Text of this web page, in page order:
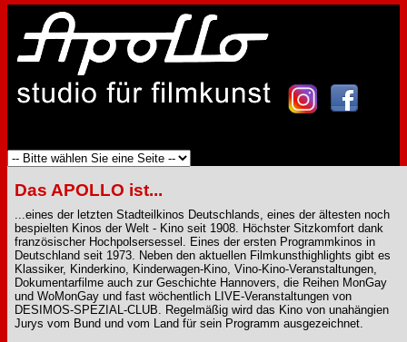
Das APOLLO ist...
...eines der letzten Stadteilkinos Deutschlands, eines der ältesten noch
bespielten Kinos der Welt - Kino seit 1908. Höchster Sitzkomfort dank
französischer Hochpolsersessel. Eines der ersten Programmkinos in
Deutschland seit 1973. Neben den aktuellen Filmkunsthighlights gibt es
Klassiker, Kinderkino, Kinderwagen-Kino, Vino-Kino-Veranstaltungen,
Dokumentarfilme auch zur Geschichte Hannovers, die Reihen MonGay
und WoMonGay und fast wöchentlich LIVE-Veranstaltungen von
DESIMOS-SPEZIAL-CLUB. Regelmäßig wird das Kino von unahängien
Jurys vom Bund und vom Land für sein Programm ausgezeichnet.